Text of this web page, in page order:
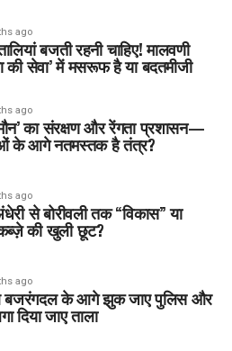
ago
बजती रहनी चाहिए! मालवणी
की सेवा’ में मसरूफ है या बदतमीजी
ago
का संरक्षण और रेंगता प्रशासन—
के आगे नतमस्तक है तंत्र?
ago
से बोरीवली तक “विकास” या
की खुली छूट?
ago
बजरंगदल के आगे झुक जाए पुलिस और
दिया जाए ताला